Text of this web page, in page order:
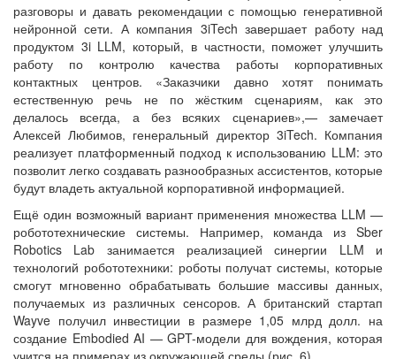
разговоры и давать рекомендации с помощью генеративной
нейронной сети. А компания 3iTech завершает работу над
продуктом 3i LLM, который, в частности, поможет улучшить
работу по контролю качества работы корпоративных
контактных центров. «Заказчики давно хотят понимать
естественную речь не по жёстким сценариям, как это
делалось всегда, а без всяких сценариев»,— замечает
Алексей Любимов, генеральный директор 3iTech. Компания
реализует платформенный подход к использованию LLM: это
позволит легко создавать разнообразных ассистентов, которые
будут владеть актуальной корпоративной информацией.
Ещё один возможный вариант применения множества LLM —
робототехнические системы. Например, команда из Sber
Robotics Lab занимается реализацией синергии LLM и
технологий робототехники: роботы получат системы, которые
смогут мгновенно обрабатывать большие массивы данных,
получаемых из различных сенсоров. А британский стартап
Wayve получил инвестиции в размере 1,05 млрд долл. на
создание Embodied AI — GPT-модели для вождения, которая
учится на примерах из окружающей среды (рис. 6).